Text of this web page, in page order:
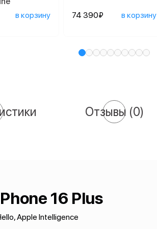
в корзину 74 390₽ в корзину
Отзывы (0)
16 Plus
Apple Intelligence